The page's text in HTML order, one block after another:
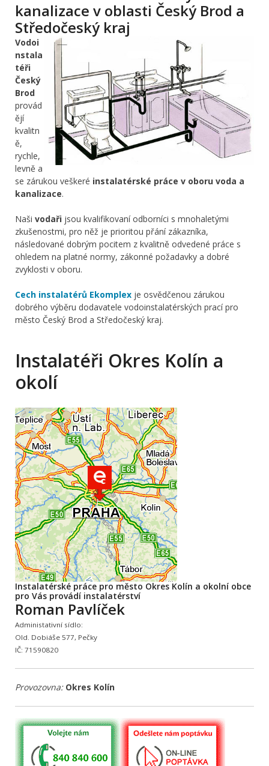
kanalizace v oblasti Český Brod a
Středočeský kraj
Vodoi
nstala
téři
Český
Brod
provád
ějí
kvalitn
ě,
rychle,
levně a
se zárukou veškeré instalatérské práce v oboru voda a
kanalizace.
Naši vodaři jsou kvalifikovaní odborníci s mnohaletými
zkušenostmi, pro něž je prioritou přání zákazníka,
následované dobrým pocitem z kvalitně odvedené práce s
ohledem na platné normy, zákonné požadavky a dobré
zvyklosti v oboru.
Cech instalatérů Ekomplex je osvědčenou zárukou
dobrého výběru dodavatele vodoinstalatérských prací pro
město Český Brod a Středočeský kraj.
Instalatéři Okres Kolín a
okolí
Instalatérské práce pro město Okres Kolín a okolní obce
pro Vás provádí instalatérství
Roman Pavlíček
Administativní sídlo:
Old. Dobiáše 577, Pečky
IČ: 71590820
Provozovna: Okres Kolín